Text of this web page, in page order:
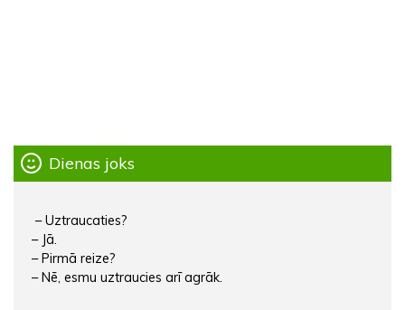
Dienas joks
– Uztraucaties?
– Jā.
– Pirmā reize?
– Nē, esmu uztraucies arī agrāk.